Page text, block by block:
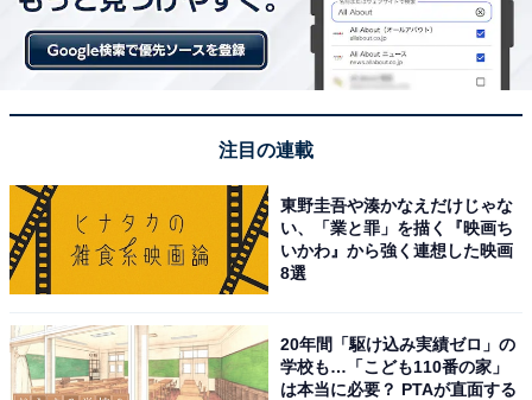
10人くらいで意見を出し合いながら何の遊びをするのか
を決めていく、トラブルが生じた時に話し合って解決す
る、帰りが遅くなった時に親にする言い訳を考える。
大人に頼らず、自分でなんとかしようと思うからこそ、
言葉で気持ちを表現する力だけでなく、リーダーシッ
プ、思いやり、協調性といった能力がバランスよく育っ
ていくのです。
子どもたちは雑多な人間関係の中でこうした経験をつむ
ことで、他者との適切な距離というものを把握し、少し
注目の連載
東野圭吾や湊かなえだけじゃな
い、「業と罪」を描く『映画ち
いかわ』から強く連想した映画
8選
20年間「駆け込み実績ゼロ」の
学校も…「こども110番の家」
は本当に必要？ PTAが直面する